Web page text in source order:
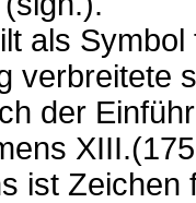
als
verbreitete
der
ist Zeichen